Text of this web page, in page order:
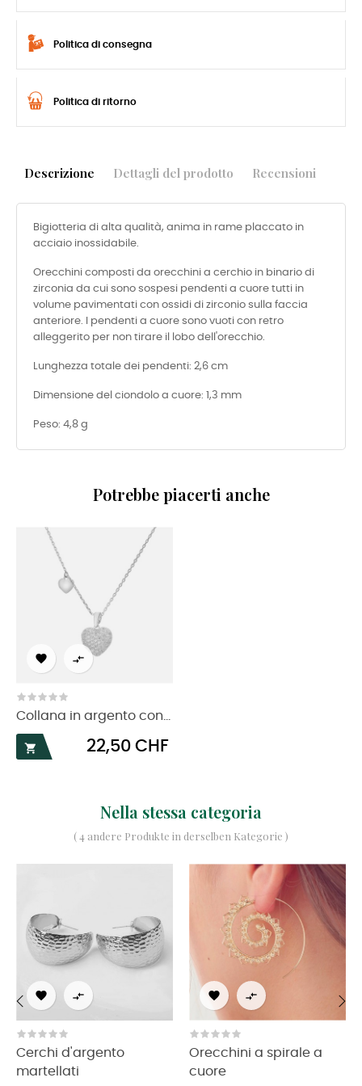
Politica di consegna
Politica di ritorno
Descrizione Dettagli del prodotto Recensioni
Bigiotteria di alta qualità, anima in rame placcato in
acciaio inossidabile.
Orecchini composti da orecchini a cerchio in binario di
zirconia da cui sono sospesi pendenti a cuore tutti in
volume pavimentati con ossidi di zirconio sulla faccia
anteriore. I pendenti a cuore sono vuoti con retro
alleggerito per non tirare il lobo dell'orecchio.
Lunghezza totale dei pendenti: 2,6 cm
Dimensione del ciondolo a cuore: 1,3 mm
Peso: 4,8 g
Potrebbe piacerti anche
 
Collana in argento con...

Prezzo
22,50 CHF
Nella stessa categoria
( 4 andere Produkte in derselben Kategorie )
 
Cerchi d'argento
martellati
 
Orecchini a spirale a
cuore
‹